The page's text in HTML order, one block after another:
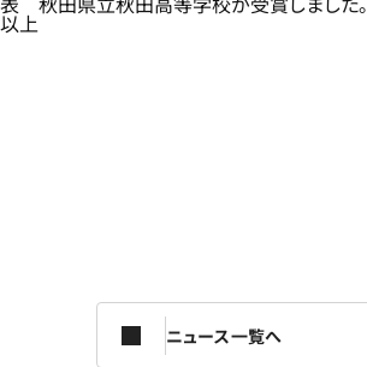
以上
ニュース一覧へ